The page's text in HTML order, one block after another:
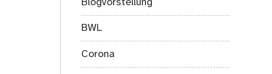
Blogvorstellung
BWL
Corona